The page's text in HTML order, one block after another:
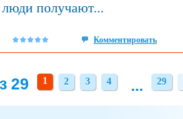
люди получают...
Комментировать
29 1 2
2 3
3 4
4 ... 29
29